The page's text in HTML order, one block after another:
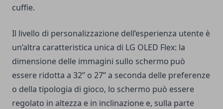
cuffie.
Il livello di personalizzazione dell’esperienza utente è
un’altra caratteristica unica di LG OLED Flex: la
dimensione delle immagini sullo schermo può
essere ridotta a 32’’ o 27’’ a seconda delle preferenze
o della tipologia di gioco, lo schermo può essere
regolato in altezza e in inclinazione e, sulla parte